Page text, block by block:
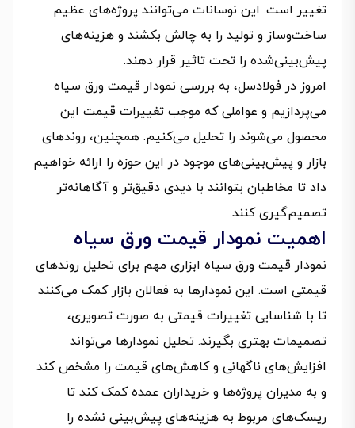
تغییر است. این نوسانات می‌توانند پروژه‌های عظیم
ساخت‌وساز و تولید را به چالش بکشند و هزینه‌های
پیش‌بینی‌شده را تحت تاثیر قرار دهند.
امروز در فولادسل، به بررسی نمودار قیمت ورق سیاه
می‌پردازیم و عواملی که موجب تغییرات قیمت این
محصول می‌شوند را تحلیل می‌کنیم. همچنین، روندهای
بازار و پیش‌بینی‌های موجود در این حوزه را ارائه خواهیم
داد تا مخاطبان بتوانند با دیدی دقیق‌تر و آگاهانه‌تر
تصمیم‌گیری کنند.
اهمیت نمودار قیمت ورق سیاه
نمودار قیمت ورق سیاه ابزاری مهم برای تحلیل روندهای
قیمتی است. این نمودارها به فعالان بازار کمک می‌کنند
تا با شناسایی تغییرات قیمتی به صورت تصویری،
تصمیمات بهتری بگیرند. تحلیل نمودارها می‌تواند
افزایش‌های ناگهانی و کاهش‌های قیمت را مشخص کند
و به مدیران پروژه‌ها و خریداران عمده کمک کند تا
ریسک‌های مربوط به هزینه‌های پیش‌بینی نشده را